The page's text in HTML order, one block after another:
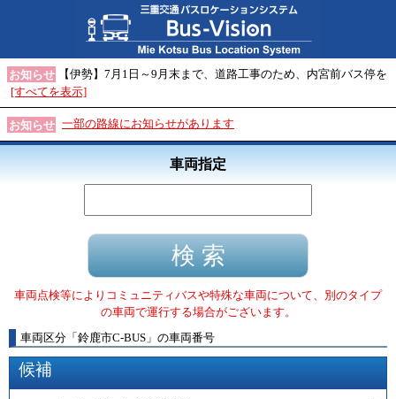
お知らせ
【伊勢】7月1日～9月末まで、道路工事のため、内宮前バス停を
[すべてを表示]
お知らせ 一部の路線にお知らせがあります
車両指定
車両点検等によりコミュニティバスや特殊な車両について、別のタイプ
の車両で運行する場合がございます。
車両区分 「 鈴鹿市C-BUS 」 の車両番号
候補